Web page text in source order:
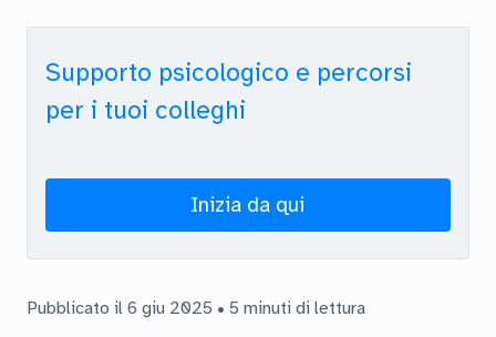
Supporto psicologico e percorsi
per i tuoi colleghi
Inizia da qui
Pubblicato il 6 giu 2025 • 5 minuti di lettura